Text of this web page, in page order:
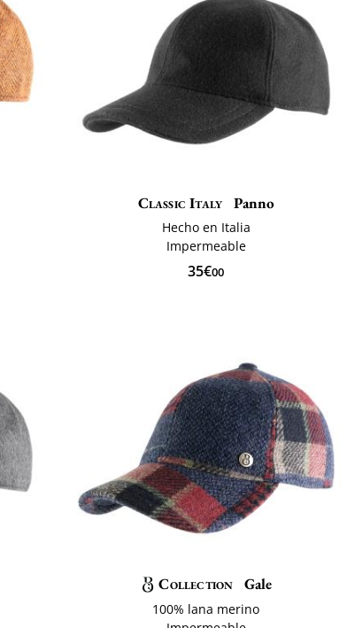
Classic Italy Panno
Hecho en Italia
Impermeable
35€00
Collection Gale
100% lana merino